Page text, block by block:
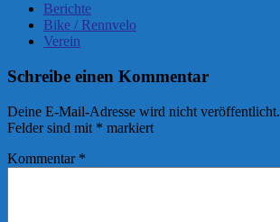
Berichte
Bike / Rennvelo
Verein
Schreibe einen Kommentar
Deine E-Mail-Adresse wird nicht veröffentlicht.
Felder sind mit * markiert
Kommentar *